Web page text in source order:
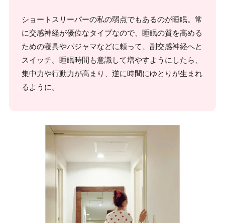
ショートスリーパーの私の弱点でもあるのが睡眠。常
に交感神経が優位なタイプなので、睡眠の質を高める
ための寝具やパジャマなどに頼って、副交感神経へと
スイッチ。睡眠時間も意識して増やすようにしたら、
集中力や行動力が高まり、逆に時間にゆとりが生まれ
るように。